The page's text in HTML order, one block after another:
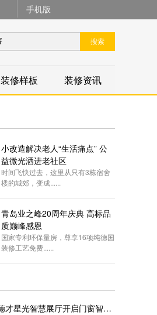
手机版
搜索
装修样板 装修资讯
小改造解决老人“生活痛点” 公
益微光洒进老社区
时间飞快过去，这里从只有3栋宿舍
楼的城郊，变成......
青岛业之峰20周年庆典 高标品
质巅峰感恩
国家专利环保量房，尊享16项纯德国
装修工艺免费......
打破传统边界 德才星光智慧展厅开启门窗智慧人居新时代